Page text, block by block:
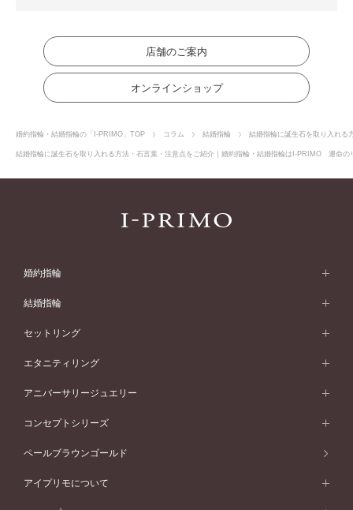
店舗のご案内
オンラインショップ
婚約指輪・結婚指輪の「I-PRIMO」TOP コラム 結婚指輪 結婚指輪に誕生石を取り入れる
結婚指輪に誕生石を取り入れる方法・石言葉・注意点をご紹介｜婚約指輪・結婚指輪はI-PRIMO 運命
婚約指輪
婚約指輪 (エンゲージリング)
婚約指輪一覧
ピンクゴールド
ペールブラウンゴールド
ウェーブライン
V字ライン
ワンサイドメレ
ダブルサイドメレ
フェミニン
50万円台～
結婚指輪
結婚指輪 (マリッジリング)
結婚指輪一覧
ピンクゴールド
ペールブラウンゴールド
ウェーブライン
V字ライン
ワンメレ
セットリング
セットリング
セットリング一覧
ピンクゴールド
エタニティリング
エタニティリング
エタニティリング一覧
アニバーサリージュエリー
アニバーサリージュエリー
アニバーサリージュエリー一覧
コンセプトシリーズ
コンセプトシリーズ
オリジンビリーフ
ペールブラウンゴールド
アイプリモについて